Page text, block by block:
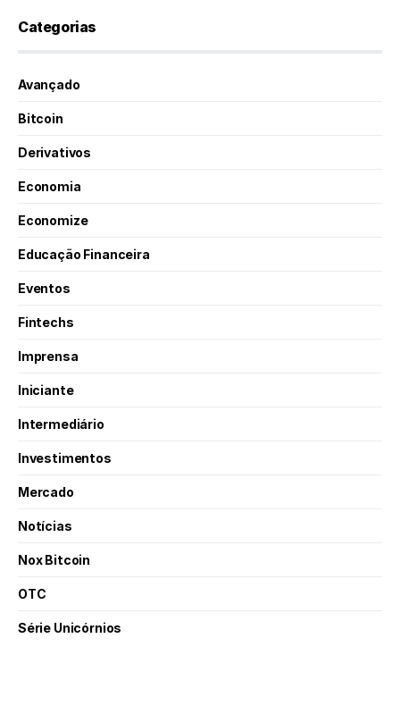
Categorias
Avançado
Bitcoin
Derivativos
Economia
Economize
Educação Financeira
Eventos
Fintechs
Imprensa
Iniciante
Intermediário
Investimentos
Mercado
Notícias
Nox Bitcoin
OTC
Série Unicórnios